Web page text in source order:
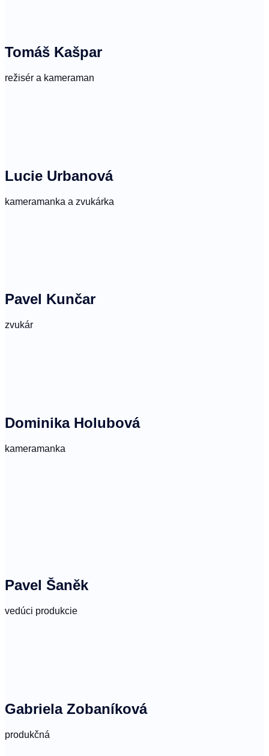
Tomáš Kašpar
režisér a kameraman
Lucie Urbanová
kameramanka a zvukárka
Pavel Kunčar
zvukár
Dominika Holubová
kameramanka
Pavel Šaněk
vedúci produkcie
Gabriela Zobaníková
produkčná